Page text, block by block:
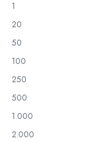
1
20
50
100
250
500
1.000
2.000